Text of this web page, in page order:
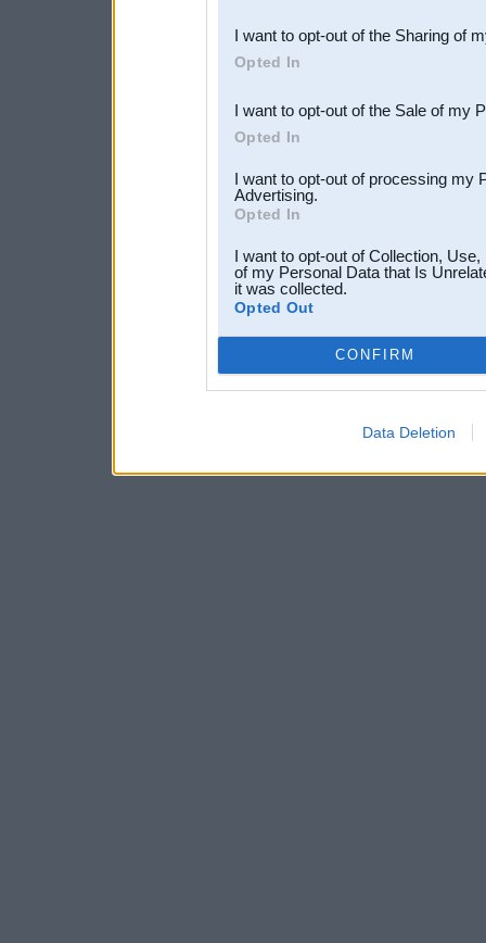
Downstream Participants
third parties.
I want to opt-out of the Sharing of
Opted In
I want to opt-out of the Sale of my
Opted In
I want to opt-out of processing my
Advertising.
Opted In
I want to opt-out of Collection,
of my Personal Data that Is
it was collected.
Opted Out
CONFIRM
Data Deletion